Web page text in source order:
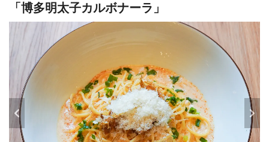
「博多明太子カルボナーラ」